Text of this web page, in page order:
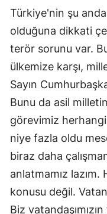
Türkiye'nin şu
olduğuna dikkati
terör sorunu var.
ülkemize karşı,
Sayın
Bunu da asil
görevimiz
niye fazla oldu
biraz daha
anlatmamız
konusu değil.
Biz